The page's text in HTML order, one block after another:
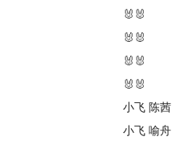
🐰🐰
🐰🐰
🐰🐰
🐰🐰
小飞 陈茜
小飞 喻舟